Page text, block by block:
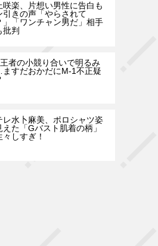
咲楽、片想い男性に告白も
引きの声「やらされて
」「ワンチャン男だ」相手
批判
者の小競り合いで明るみ
すだおかだにM-1不正疑
レ水卜麻美、ポロシャツ姿
えた「Gバスト肌着の柄」
々しすぎ！